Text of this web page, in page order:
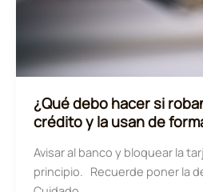
Loterías
Apuestas
del
Estado
¿Qué debo hacer si
crédito y la usan de
Avisar al banco y bloquear la
principio. Recuerde poner la